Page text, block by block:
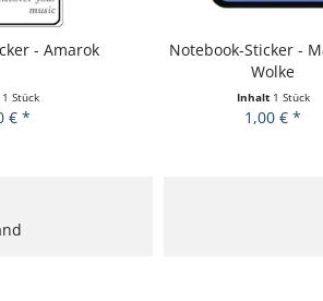
Notebook-Sticker - Mandriva